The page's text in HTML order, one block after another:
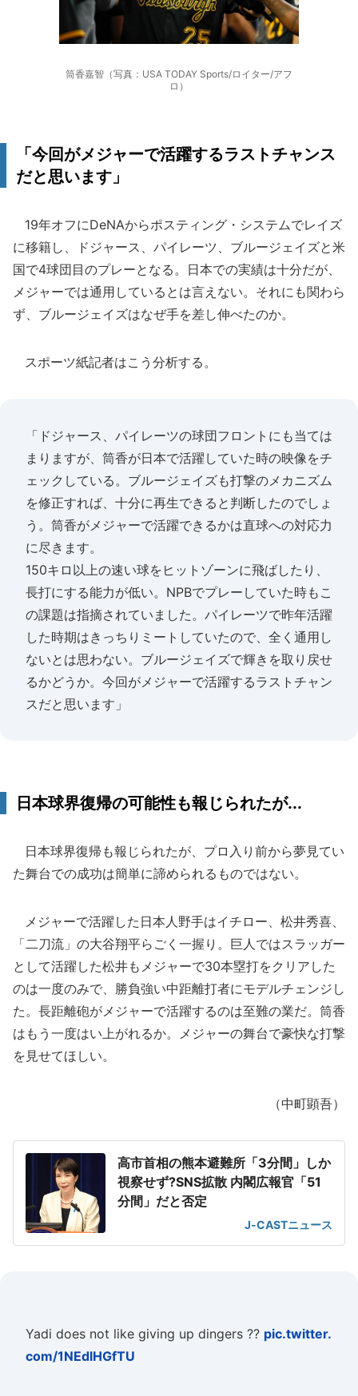
筒香嘉智（写真：USA TODAY Sports/ロイター/アフ
ロ）
「今回がメジャーで活躍するラストチャンス
だと思います」
19年オフにDeNAからポスティング・システムでレイズ
に移籍し、ドジャース、パイレーツ、ブルージェイズと米
国で4球団目のプレーとなる。日本での実績は十分だが、
メジャーでは通用しているとは言えない。それにも関わら
ず、ブルージェイズはなぜ手を差し伸べたのか。
スポーツ紙記者はこう分析する。
「ドジャース、パイレーツの球団フロントにも当ては
まりますが、筒香が日本で活躍していた時の映像をチ
ェックしている。ブルージェイズも打撃のメカニズム
を修正すれば、十分に再生できると判断したのでしょ
う。筒香がメジャーで活躍できるかは直球への対応力
に尽きます。
150キロ以上の速い球をヒットゾーンに飛ばしたり、
長打にする能力が低い。NPBでプレーしていた時もこ
の課題は指摘されていました。パイレーツで昨年活躍
した時期はきっちりミートしていたので、全く通用し
ないとは思わない。ブルージェイズで輝きを取り戻せ
るかどうか。今回がメジャーで活躍するラストチャン
スだと思います」
日本球界復帰の可能性も報じられたが...
日本球界復帰も報じられたが、プロ入り前から夢見てい
た舞台での成功は簡単に諦められるものではない。
メジャーで活躍した日本人野手はイチロー、松井秀喜、
「二刀流」の大谷翔平らごく一握り。巨人ではスラッガー
として活躍した松井もメジャーで30本塁打をクリアした
のは一度のみで、勝負強い中距離打者にモデルチェンジし
た。長距離砲がメジャーで活躍するのは至難の業だ。筒香
はもう一度はい上がれるか。メジャーの舞台で豪快な打撃
を見せてほしい。
（中町顕吾）
高市首相の熊本避難所「3分間」しか
視察せず?SNS拡散 内閣広報官「51
分間」だと否定
J-CASTニュース
Yadi does not like giving up dingers ?? pic.twitter.
com/1NEdlHGfTU